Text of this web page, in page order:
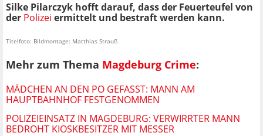
Silke Pilarczyk hofft darauf, dass der Feuerteufel von
der Polizei ermittelt und bestraft werden kann.
Titelfoto: Bildmontage: Matthias Strauß
Mehr zum Thema Magdeburg Crime:
MÄDCHEN AN DEN PO GEFASST: MANN AM
HAUPTBAHNHOF FESTGENOMMEN
POLIZEIEINSATZ IN MAGDEBURG: VERWIRRTER MANN
BEDROHT KIOSKBESITZER MIT MESSER